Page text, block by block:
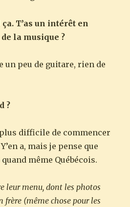
ça. T’as un intérêt en
la musique ?
un peu de guitare, rien de
?
plus difficile de commencer
a, mais je pense que
même Québécois.
leur menu, dont les photos
frère (même chose pour les